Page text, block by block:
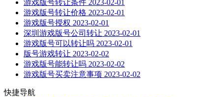
游戏版号转让条件 2023-02-01
游戏版号转让价格 2023-02-01
游戏版号授权 2023-02-01
深圳游戏版号公司转让 2023-02-01
游戏版号可以转让吗 2023-02-01
版号游戏转让 2023-02-02
游戏版号能转让吗 2023-02-02
游戏版号买卖注意事项 2023-02-02
快捷导航